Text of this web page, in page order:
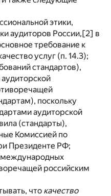
этики,
аудиторов России,[2] в
требование к
услуг (п. 14.3);
стандартов),
поскольку
аудиторской
(стандарты),
Комиссией по
Президенте РФ;
международных
российским
что качество